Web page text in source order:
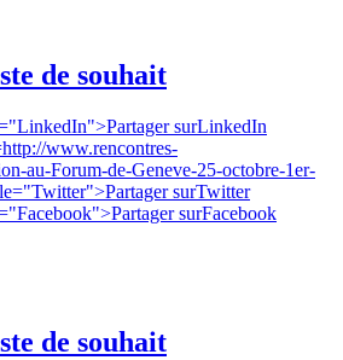
de souhait
Partager surLinkedIn
www.rencontres-
au-Forum-de-Geneve-25-octobre-1er-
Partager surTwitter
Partager surFacebook
de souhait